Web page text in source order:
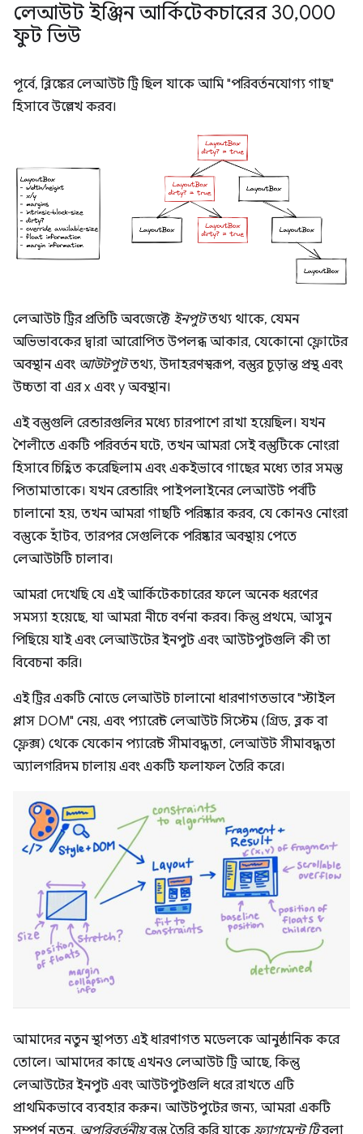
লেআউট ইঞ্জিন আর্কিটেকচারের 30,000
ফুট ভিউ
পূর্বে, ব্লিঙ্কের লেআউট ট্রি ছিল যাকে আমি "পরিবর্তনযোগ্য গাছ"
হিসাবে উল্লেখ করব।
লেআউট ট্রির প্রতিটি অবজেক্টে ইনপুটতথ্য থাকে, যেমন
অভিভাবকের দ্বারা আরোপিত উপলব্ধ আকার, যেকোনো ফ্লোটের
অবস্থান এবং আউটপুটতথ্য, উদাহরণস্বরূপ, বস্তুর চূড়ান্ত প্রস্থ এবং
উচ্চতা বা এর x এবং y অবস্থান।
এই বস্তুগুলি রেন্ডারগুলির মধ্যে চারপাশে রাখা হয়েছিল। যখন
শৈলীতে একটি পরিবর্তন ঘটে, তখন আমরা সেই বস্তুটিকে নোংরা
হিসাবে চিহ্নিত করেছিলাম এবং একইভাবে গাছের মধ্যে তার সমস্ত
পিতামাতাকে। যখন রেন্ডারিং পাইপলাইনের লেআউট পর্বটি
চালানো হয়, তখন আমরা গাছটি পরিষ্কার করব, যে কোনও নোংরা
বস্তুকে হাঁটব, তারপর সেগুলিকে পরিষ্কার অবস্থায় পেতে
লেআউটটি চালাব।
আমরা দেখেছি যে এই আর্কিটেকচারের ফলে অনেক ধরণের
সমস্যা হয়েছে, যা আমরা নীচে বর্ণনা করব। কিন্তু প্রথমে, আসুন
পিছিয়ে যাই এবং লেআউটের ইনপুট এবং আউটপুটগুলি কী তা
বিবেচনা করি।
এই ট্রির একটি নোডে লেআউট চালানো ধারণাগতভাবে "স্টাইল
প্লাস DOM" নেয়, এবং প্যারেন্ট লেআউট সিস্টেম (গ্রিড, ব্লক বা
ফ্লেক্স) থেকে যেকোন প্যারেন্ট সীমাবদ্ধতা, লেআউট সীমাবদ্ধতা
অ্যালগরিদম চালায় এবং একটি ফলাফল তৈরি করে।
আমাদের নতুন স্থাপত্য এই ধারণাগত মডেলকে আনুষ্ঠানিক করে
তোলে। আমাদের কাছে এখনও লেআউট ট্রি আছে, কিন্তু
লেআউটের ইনপুট এবং আউটপুটগুলি ধরে রাখতে এটি
প্রাথমিকভাবে ব্যবহার করুন। আউটপুটের জন্য, আমরা একটি